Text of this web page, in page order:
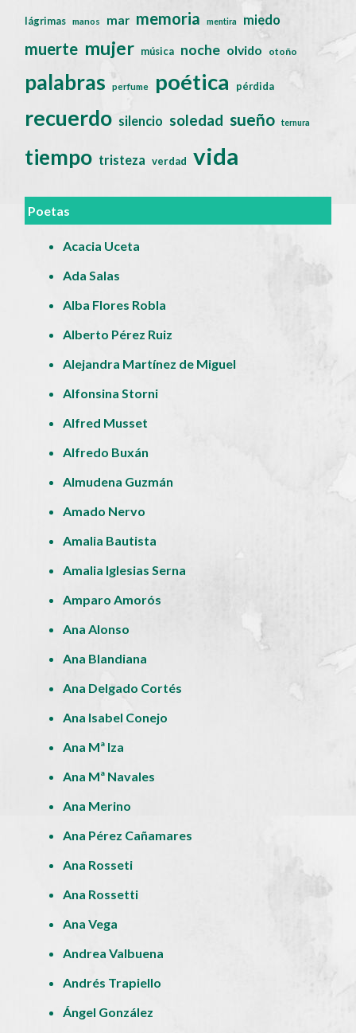
lágrimas manos mar memoria mentira miedo
muerte mujer música noche olvido otoño
palabras perfume poética pérdida
recuerdo silencio soledad sueño ternura
tiempo tristeza verdad vida
Poetas
Acacia Uceta
Ada Salas
Alba Flores Robla
Alberto Pérez Ruiz
Alejandra Martínez de Miguel
Alfonsina Storni
Alfred Musset
Alfredo Buxán
Almudena Guzmán
Amado Nervo
Amalia Bautista
Amalia Iglesias Serna
Amparo Amorós
Ana Alonso
Ana Blandiana
Ana Delgado Cortés
Ana Isabel Conejo
Ana Mª Iza
Ana Mª Navales
Ana Merino
Ana Pérez Cañamares
Ana Rosseti
Ana Rossetti
Ana Vega
Andrea Valbuena
Andrés Trapiello
Ángel González